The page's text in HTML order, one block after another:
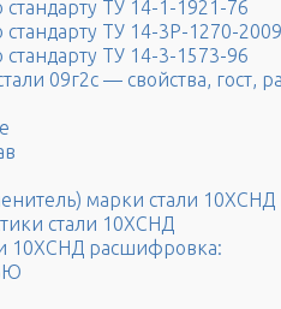
стандарту ТУ 14-1-1921-76
стандарту ТУ 14-3Р-1270-2009
стандарту ТУ 14-3-1573-96
09г2с — свойства, гост,
марки стали
стали 10ХСНД
10ХСНД расшифровка: